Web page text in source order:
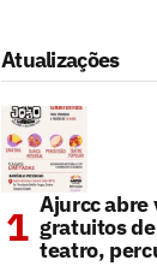
Atualizações
Ajurcc abre
gratuitos
teatro,